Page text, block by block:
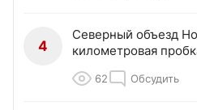
4
Северный объезд
километровая
62 Обсудить